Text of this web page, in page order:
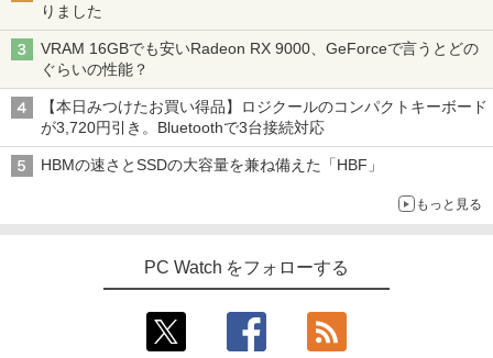
りました
VRAM 16GBでも安いRadeon RX 9000、GeForceで言うとどの
ぐらいの性能？
【本日みつけたお買い得品】ロジクールのコンパクトキーボード
が3,720円引き。Bluetoothで3台接続対応
HBMの速さとSSDの大容量を兼ね備えた「HBF」
もっと見る
PC Watch をフォローする